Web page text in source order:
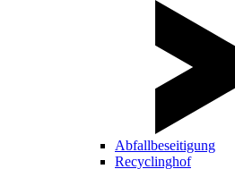
Abfallbeseitigung
Recyclinghof